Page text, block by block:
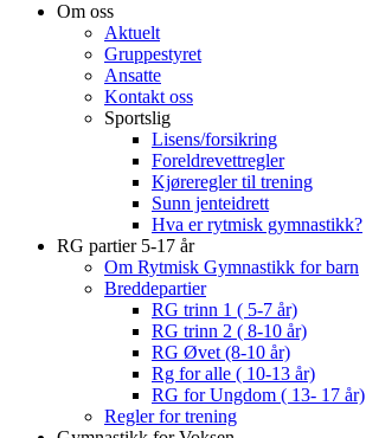
Om oss
Aktuelt
Gruppestyret
Ansatte
Kontakt oss
Sportslig
Lisens/forsikring
Foreldrevettregler
Kjøreregler til trening
Sunn jenteidrett
Hva er rytmisk gymnastikk?
RG partier 5-17 år
Om Rytmisk Gymnastikk for barn
Breddepartier
RG trinn 1 ( 5-7 år)
RG trinn 2 ( 8-10 år)
RG Øvet (8-10 år)
Rg for alle ( 10-13 år)
RG for Ungdom ( 13- 17 år)
Regler for trening